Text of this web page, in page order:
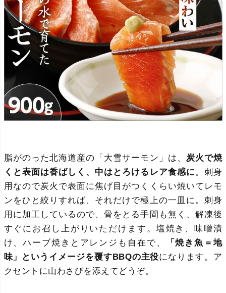
脂がのった北海道産の「大雪サーモン」は、 炭火で焼
くと表面は香ばしく、中はとろけるレア食感に 。刺身
用なので炭火で表面に焦げ目がつくくらい焼いてレモ
ンをひと絞りすれば、それだけで極上の一皿に。刺身
用に加工しているので、骨をとる手間も無く、解凍後
すぐにお召し上がりいただけます。塩焼き、味噌漬
け、ハーブ焼きとアレンジも自在で、
「焼き魚＝地
味」というイメージを覆すBBQの主役になります。ア
クセントに山わさびを添えてどうぞ。